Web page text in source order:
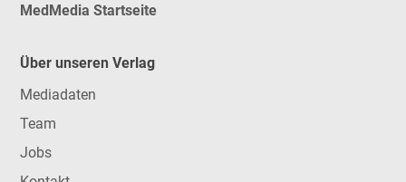
MedMedia Startseite
Über unseren Verlag
Mediadaten
Team
Jobs